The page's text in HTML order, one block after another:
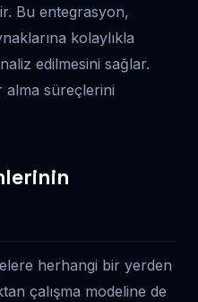
Bu entegrasyon,
kolaylıkla
edilmesini sağlar.
alma süreçlerini
herhangi bir yerden
çalışma modeline de